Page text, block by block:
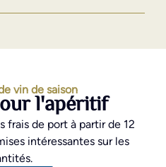
vin de saison
l'apéritif
frais de port à partir de 12
intéressantes sur les